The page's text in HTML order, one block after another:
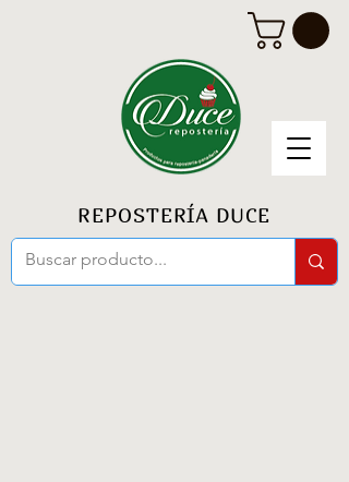
REPOSTERÍA DUCE